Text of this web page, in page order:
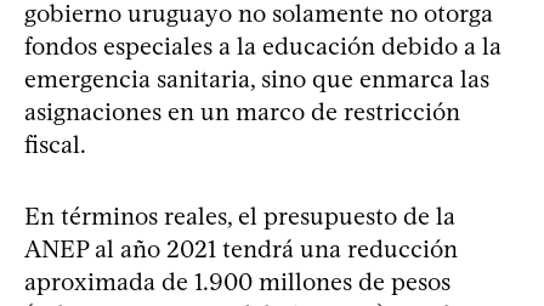
gobierno uruguayo no solamente no otorga
fondos especiales a la educación debido a la
emergencia sanitaria, sino que enmarca las
asignaciones en un marco de restricción
fiscal.
En términos reales, el presupuesto de la
ANEP al año 2021 tendrá una reducción
aproximada de 1.900 millones de pesos